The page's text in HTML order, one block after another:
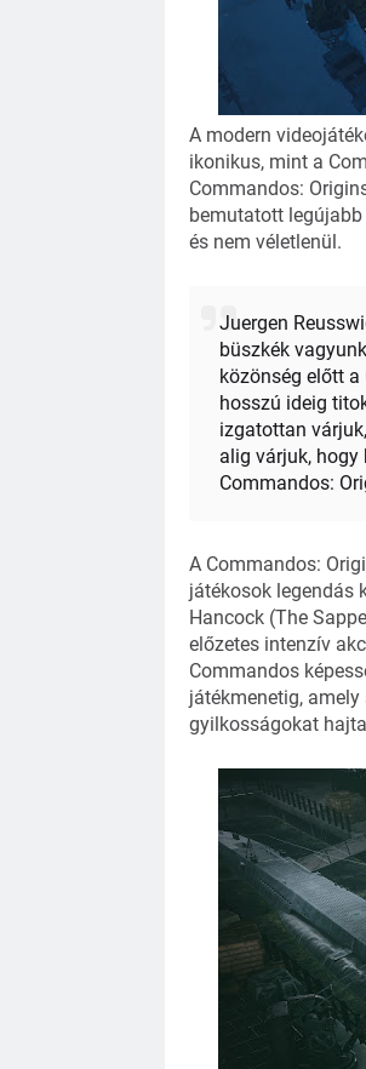
A modern
ikonikus, mint a
Commandos:
bemutatott
és nem véletlenül.
Juergen
büszkék
közönség előtt
hosszú ideig
izgatottan
alig várjuk,
Commandos:
A Commandos:
játékosok legendás
Hancock (The
előzetes intenzív
Commandos
játékmenetig,
gyilkosságokat